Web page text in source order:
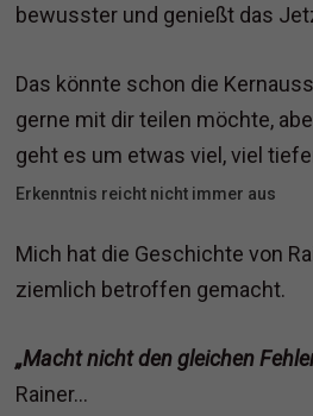
bewusster und genießt das
Das könnte schon die
gerne mit dir teilen möchte,
geht es um etwas viel, viel
Erkenntnis reicht nicht immer aus
Mich hat die Geschichte von
ziemlich betroffen gemacht.
„Macht nicht den gleichen
Rainer…